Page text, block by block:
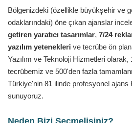
Bölgenizdeki (özellikle büyükşehir ve
odaklarındaki) öne çıkan ajanslar
getiren yaratıcı tasarımlar, 7/24
yazılım yetenekleri ve tecrübe ön
Yazılım ve Teknoloji Hizmetleri olarak,
tecrübemiz ve 500'den fazla
Türkiye'nin 81 ilinde profesyonel ajans
sunuyoruz.
Neden Bizi Seçmelisiniz?